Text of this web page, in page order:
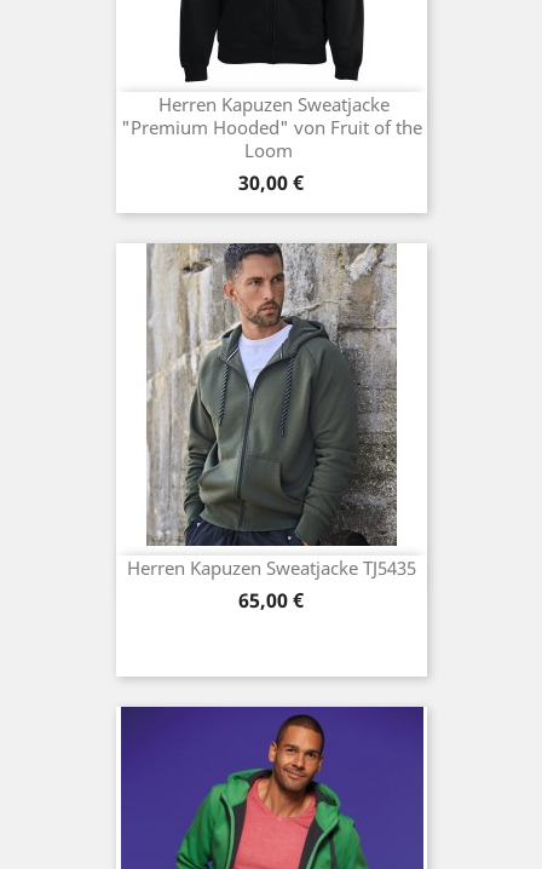
Herren Kapuzen Sweatjacke
"Premium Hooded" von Fruit of the
Loom
Preis
30,00 €
Herren Kapuzen Sweatjacke TJ5435
Preis
65,00 €